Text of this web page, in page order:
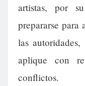
artistas, por
prepararse para
las
aplique con
conflictos.